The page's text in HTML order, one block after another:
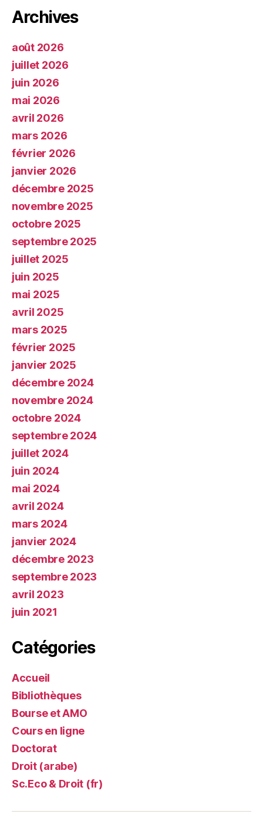
Archives
août 2026
juillet 2026
juin 2026
mai 2026
avril 2026
mars 2026
février 2026
janvier 2026
décembre 2025
novembre 2025
octobre 2025
septembre 2025
juillet 2025
juin 2025
mai 2025
avril 2025
mars 2025
février 2025
janvier 2025
décembre 2024
novembre 2024
octobre 2024
septembre 2024
juillet 2024
juin 2024
mai 2024
avril 2024
mars 2024
janvier 2024
décembre 2023
septembre 2023
avril 2023
juin 2021
Catégories
Accueil
Bibliothèques
Bourse et AMO
Cours en ligne
Doctorat
Droit (arabe)
Sc.Eco & Droit (fr)